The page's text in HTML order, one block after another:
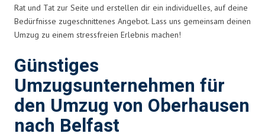
Rat und Tat zur Seite und erstellen dir ein individuelles, auf deine
Bedürfnisse zugeschnittenes Angebot. Lass uns gemeinsam deinen
Umzug zu einem stressfreien Erlebnis machen!
Günstiges
Umzugsunternehmen für
den Umzug von Oberhausen
nach Belfast